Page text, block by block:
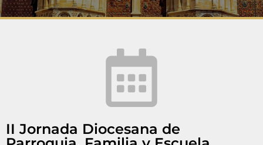
II Jornada Diocesana de